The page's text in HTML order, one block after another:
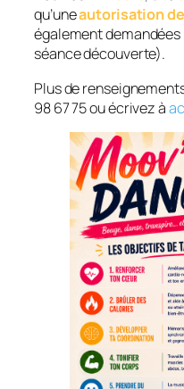
qu’uneautorisation de
également
séance découverte).
Plus de
98 67 75 ou écrivez à